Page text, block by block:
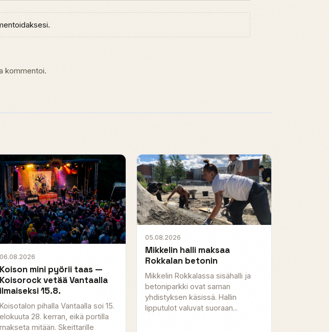
kommentoi.
06.08.2026
Koison mini pyörii taas —
Koisorock vetää Vantaalla
ilmaiseksi 15.8.
Koisotalon pihalla Vantaalla soi 15.
elokuuta 28. kerran, eikä portilla
makseta mitään. Skeittarille
05.08.2026
Mikkelin halli maksaa
Rokkalan betonin
Mikkelin Rokkalassa sisähalli ja
betoniparkki ovat saman
yhdistyksen käsissä. Hallin
lipputulot valuvat suoraan...